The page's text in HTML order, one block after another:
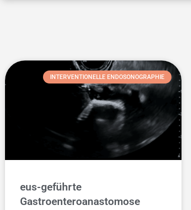
INTERVENTIONELLE ENDOSONOGRAPHIE
eus-geführte
Gastroenteroanastomose